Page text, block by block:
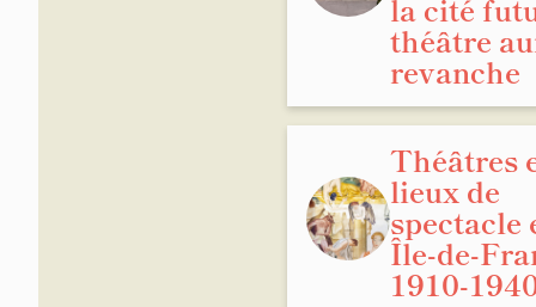
la cité
théâtre
revanche
Théâtres
lieux de
spectacle
Île-de-
1910-